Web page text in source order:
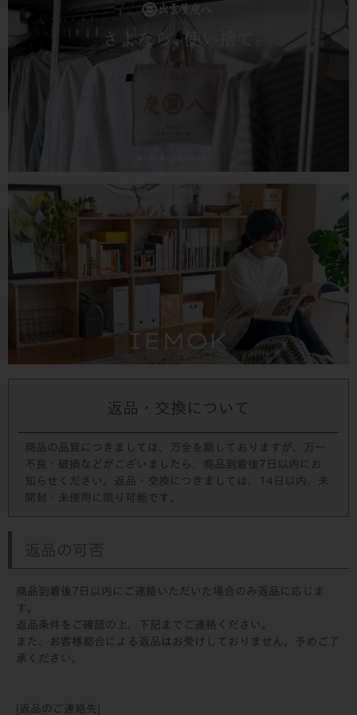
返品・交換について
商品の品質につきましては、万全を期しておりますが、万一
不良・破損などがございましたら、商品到着後7日以内にお
知らせください。返品・交換につきましては、14日以内、未
開封・未使用に限り可能です。
返品の可否
商品到着後7日以内にご連絡いただいた場合のみ返品に応じま
す。
返品条件をご確認の上、下記までご連絡ください。
また、お客様都合による返品はお受けしておりません。予めご了
承ください。
[返品のご連絡先]